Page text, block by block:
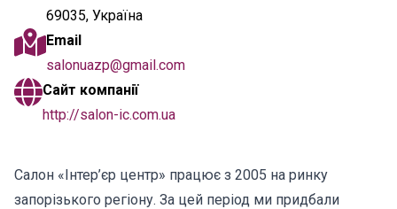
69035, Україна
Email
salonuazp@gmail.com
Сайт компанії
http://salon-ic.com.ua
Салон «Інтер’єр центр» працює з 2005 на ринку
запорізького регіону. За цей період ми придбали